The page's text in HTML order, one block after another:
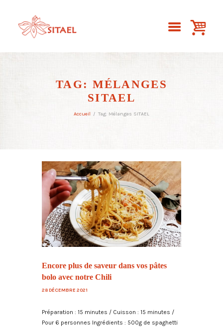
TAG: MÉLANGES
SITAEL
Accueil Tag: Mélanges SITAEL
Encore plus de saveur dans vos pâtes
bolo avec notre Chili
28 DÉCEMBRE 2021
Préparation : 15 minutes / Cuisson : 15 minutes /
Pour 6 personnes Ingrédients : 500g de spaghetti